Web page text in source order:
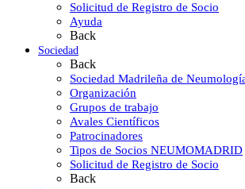
Solicitud de Registro de Socio
Ayuda
Back
Sociedad
Back
Sociedad Madrileña de
Organización
Grupos de trabajo
Avales Científicos
Patrocinadores
Tipos de Socios NEUMOMADRID
Solicitud de Registro de Socio
Back